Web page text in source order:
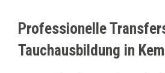
Professionelle
Tauchausbildung in